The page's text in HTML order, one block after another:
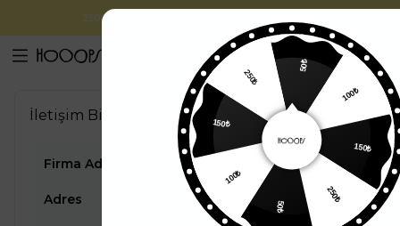
2500 TL ve Üzeri Alışverişlerde
İletişim Bilgileri
Firma Adı
HİFA ELEKTRONİK BİLİŞİM
TEKSTİL SAN. TİC. LTD. ŞTİ.
Adres
Fevzi Çakmak Mh. Atışalanı Cd.
no:196/3 Esenler istanbul
Esenler
50₺
100₺
150₺
250₺
50₺
100₺
150₺
250₺